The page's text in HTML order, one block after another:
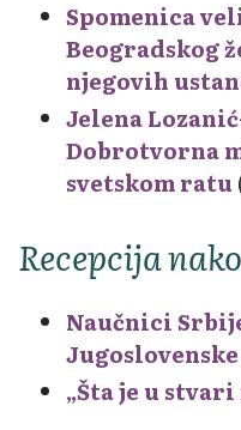
Spomenica
Beogradskog
njegovih
Jelena
Dobrotvorna
svetskom ratu
Recepcija
Naučnici
Jugoslovenske
„Šta je u